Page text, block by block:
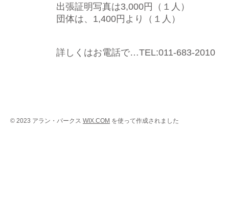
出張証明写真は3,000円（１人）
団体は、1,400円より（１人）
詳しくはお電話で…TEL:011-683-2010
© 2023 アラン・パークス WIX.COM を使って作成されました